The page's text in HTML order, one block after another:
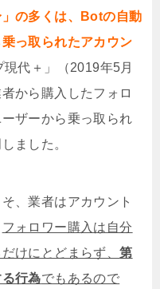
の多くは、Botの自動
っ取られたアカウン
代＋」（2019年5月
から購入したフォロ
ザーから乗っ取られ
ました。
、業者はアカウント
フォロワー購入は自分
けにとどまらず、第
行為でもあるので